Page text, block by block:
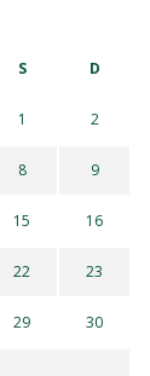
S D
1 2
8 9
15 16
22 23
29 30